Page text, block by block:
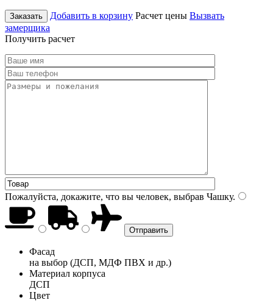
Заказать Добавить в корзину Расчет цены Вызвать
замерщика
Получить расчет
Пожалуйста, докажите, что вы человек, выбрав Чашку.
Фасад
на выбор (ДСП, МДФ ПВХ и др.)
Материал корпуса
ДСП
Цвет